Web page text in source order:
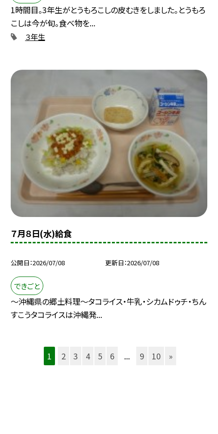
1時間目。3年生がとうもろこしの皮むきをしました。とうもろ
こしは今が旬。食べ物を...
３年生
７月８日(水)給食
公開日 2026/07/08 更新日 2026/07/08
できごと
～沖縄県の郷土料理～タコライス・牛乳・シカムドゥチ・ちん
すこうタコライスは沖縄発...
1 2 3 4 5 6 ... 9 10 »